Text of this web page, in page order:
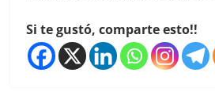
Si te gustó, comparte esto!!